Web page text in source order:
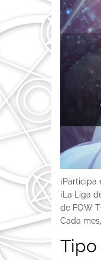
¡La Liga
de FOW
Cada
Tipo